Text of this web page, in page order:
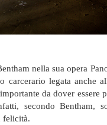
nella sua opera
carcerario legata anche
da dover essere
secondo Bentham,
felicità.